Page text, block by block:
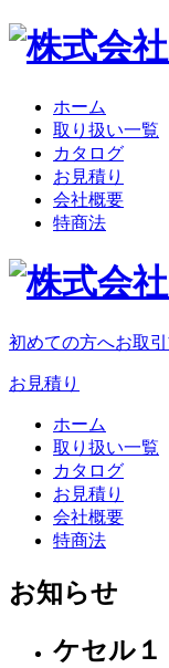
ホーム
取り扱い一覧
カタログ
お見積り
会社概要
特商法
初めての方へお取
お見積り
ホーム
取り扱い一覧
カタログ
お見積り
会社概要
特商法
お知らせ
ケセル